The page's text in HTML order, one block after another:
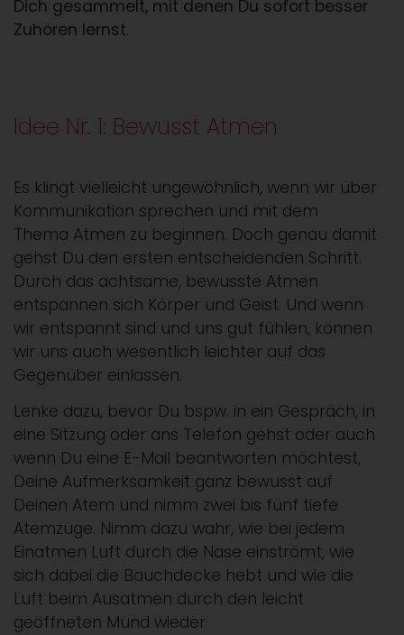
Dich gesammelt, mit denen Du sofort besser
Zuhören lernst.
Idee Nr. 1: Bewusst Atmen
Es klingt vielleicht ungewöhnlich, wenn wir über
Kommunikation sprechen und mit dem
Thema Atmen zu beginnen. Doch genau damit
gehst Du den ersten entscheidenden Schritt.
Durch das achtsame, bewusste Atmen
entspannen sich Körper und Geist. Und wenn
wir entspannt sind und uns gut fühlen, können
wir uns auch wesentlich leichter auf das
Gegenüber einlassen.
Lenke dazu, bevor Du bspw. in ein Gespräch, in
eine Sitzung oder ans Telefon gehst oder auch
wenn Du eine E-Mail beantworten möchtest,
Deine Aufmerksamkeit ganz bewusst auf
Deinen Atem und nimm zwei bis fünf tiefe
Atemzüge. Nimm dazu wahr, wie bei jedem
Einatmen Luft durch die Nase einströmt, wie
sich dabei die Bauchdecke hebt und wie die
Luft beim Ausatmen durch den leicht
geöffneten Mund wieder